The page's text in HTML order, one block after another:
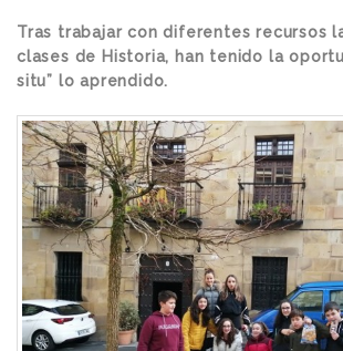
Tras trabajar con diferentes recursos
clases de Historia, han tenido la
situ” lo aprendido.